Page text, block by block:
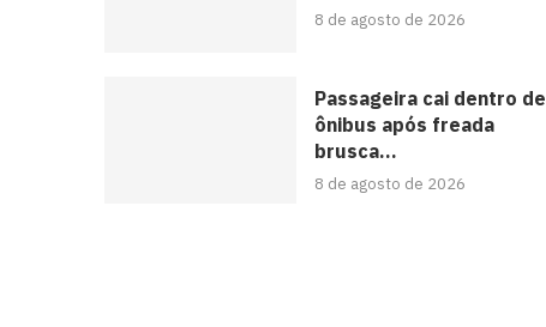
8 de agosto de 2026
Passageira cai dentro de
ônibus após freada
brusca...
8 de agosto de 2026